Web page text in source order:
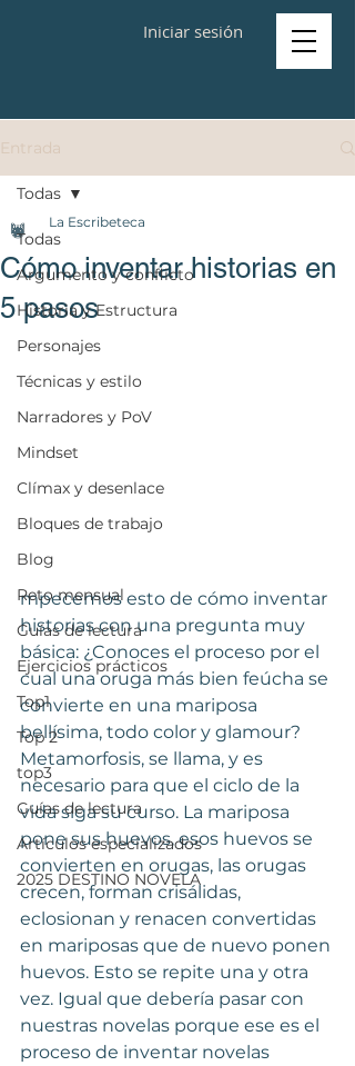
Iniciar sesión
Entrada
Todas
Argumento y conflicto
Historia y Estructura
Personajes
Técnicas y estilo
Narradores y PoV
Mindset
Clímax y desenlace
Bloques de trabajo
Blog
Reto mensual
Guías de lectura
Ejercicios prácticos
Top1
Top 2
top3
Guías de lectura
Artículos especializados
2025 DESTINO NOVELA
Todas
Cómo inventar historias en
5 pasos
La Escribeteca
mpecemos esto de cómo inventar
historias con una pregunta muy
básica: ¿Conoces el proceso por el
cual una oruga más bien feúcha se
convierte en una mariposa
bellísima, todo color y glamour?
Metamorfosis, se llama, y es
necesario para que el ciclo de la
vida siga su curso. La mariposa
pone sus huevos, esos huevos se
convierten en orugas, las orugas
crecen, forman crisálidas,
eclosionan y renacen convertidas
en mariposas que de nuevo ponen
huevos. Esto se repite una y otra
vez. Igual que debería pasar con
nuestras novelas porque ese es el
proceso de inventar novelas